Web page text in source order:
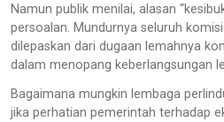
Namun publik menilai, alasan
persoalan. Mundurnya seluruh
dilepaskan dari dugaan lemahnya
dalam menopang keberlangsungan
Bagaimana mungkin lembaga
jika perhatian pemerintah terhadap